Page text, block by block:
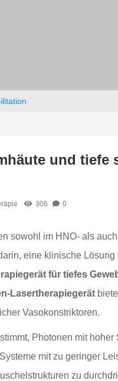
und tiefe
306 0
sowohl im HNO- als
eine klinische Lösung
für tiefes
Lasertherapiegerät
Vasokonstriktoren.
Photonen mit hoher
mit zu geringer
zu